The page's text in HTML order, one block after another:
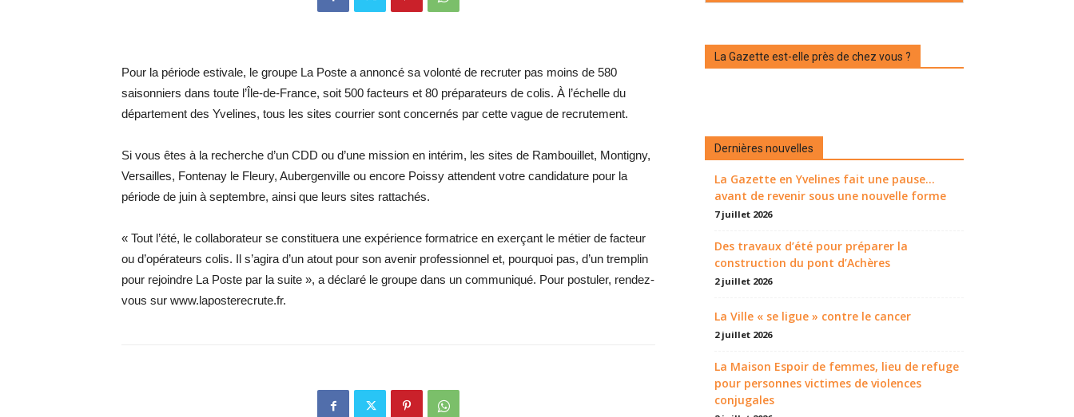
Pour la période estivale, le groupe La Poste a annoncé sa volonté de recruter pas moins de 580
saisonniers dans toute l’Île-de-France, soit 500 facteurs et 80 préparateurs de colis. À l’échelle du
département des Yvelines, tous les sites courrier sont concernés par cette vague de recrutement.
Si vous êtes à la recherche d’un CDD ou d’une mission en intérim, les sites de Rambouillet, Montigny,
Versailles, Fontenay le Fleury, Aubergenville ou encore Poissy attendent votre candidature pour la
période de juin à septembre, ainsi que leurs sites rattachés.
« Tout l’été, le collaborateur se constituera une expérience formatrice en exerçant le métier de facteur
ou d’opérateurs colis. Il s’agira d’un atout pour son avenir professionnel et, pourquoi pas, d’un tremplin
pour rejoindre La Poste par la suite », a déclaré le groupe dans un communiqué. Pour postuler, rendez-
vous sur www.laposterecrute.fr.
La Gazette est-elle près de chez vous ?
Dernières nouvelles
La Gazette en Yvelines fait une pause...
avant de revenir sous une nouvelle forme
7 juillet 2026
Des travaux d’été pour préparer la
construction du pont d’Achères
2 juillet 2026
La Ville « se ligue » contre le cancer
2 juillet 2026
La Maison Espoir de femmes, lieu de refuge
pour personnes victimes de violences
conjugales